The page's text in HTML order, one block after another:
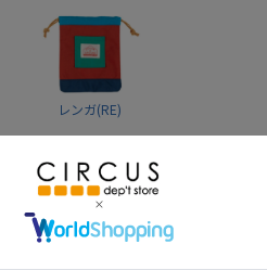
レンガ(RE)